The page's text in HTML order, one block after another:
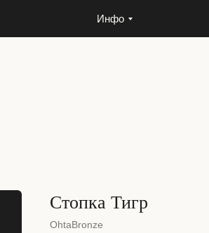
Инфо
Инфо
Стопка Тигр
OhtaBronze